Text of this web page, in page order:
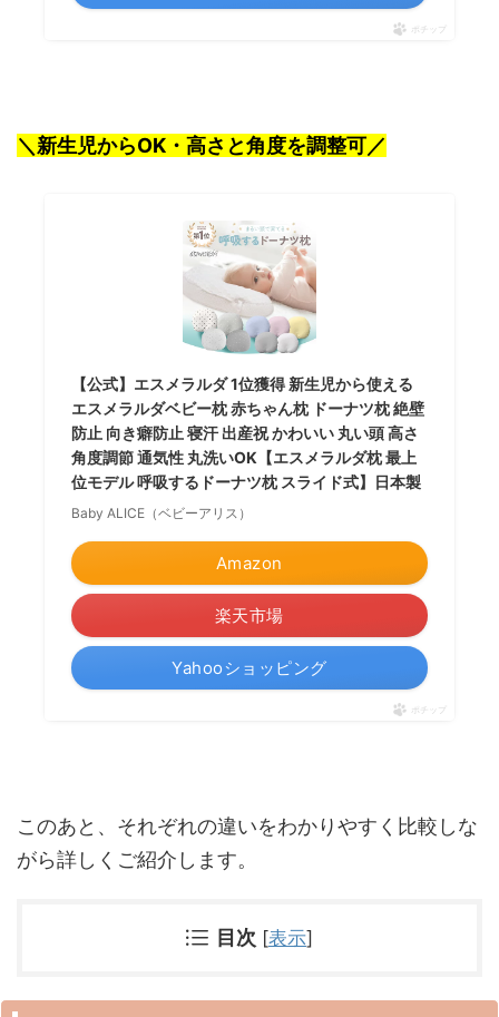
ポチップ
＼新生児からOK・高さと角度を調整可／
【公式】エスメラルダ 1位獲得 新生児から使える
エスメラルダベビー枕 赤ちゃん枕 ドーナツ枕 絶壁
防止 向き癖防止 寝汗 出産祝 かわいい 丸い頭 高さ
角度調節 通気性 丸洗いOK【エスメラルダ枕 最上
位モデル 呼吸するドーナツ枕 スライド式】日本製
Baby ALICE（ベビーアリス）
Amazon
楽天市場
Yahooショッピング
ポチップ
このあと、それぞれの違いをわかりやすく比較しな
がら詳しくご紹介します。
目次 [表示]